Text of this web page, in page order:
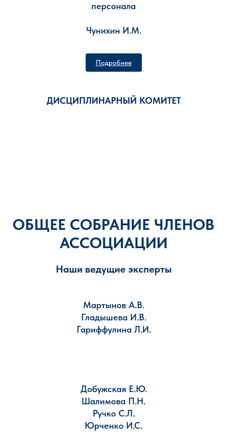
персонала
Чунихин И.М.
Подробнее
ДИСЦИПЛИНАРНЫЙ КОМИТЕТ
ОБЩЕЕ СОБРАНИЕ ЧЛЕНОВ
АССОЦИАЦИИ
Наши ведущие эксперты
Мартынов А.В.
Гладышева И.В.
Гариффулина Л.И.
Добужская Е.Ю.
Шалимова П.Н.
Ручко С.Л.
Юрченко И.С.